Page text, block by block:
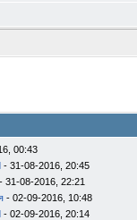
00:43
- 31-08-2016, 20:45
- 31-08-2016, 22:21
- 02-09-2016, 10:48
- 02-09-2016, 20:14